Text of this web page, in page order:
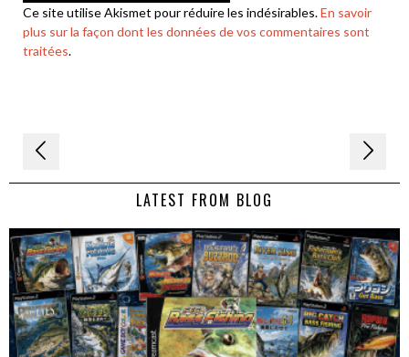
Ce site utilise Akismet pour réduire les indésirables.En savoir
plus sur la façon dont les données de vos commentaires sont
traitées.
Navigation
de LATEST FROM BLOG